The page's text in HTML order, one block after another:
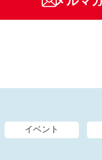
イベント